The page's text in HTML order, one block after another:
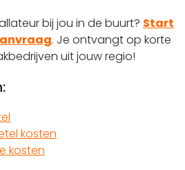
bij jou in de buurt? Start
. Je ontvangt op korte
uit jouw regio!
kosten
kosten